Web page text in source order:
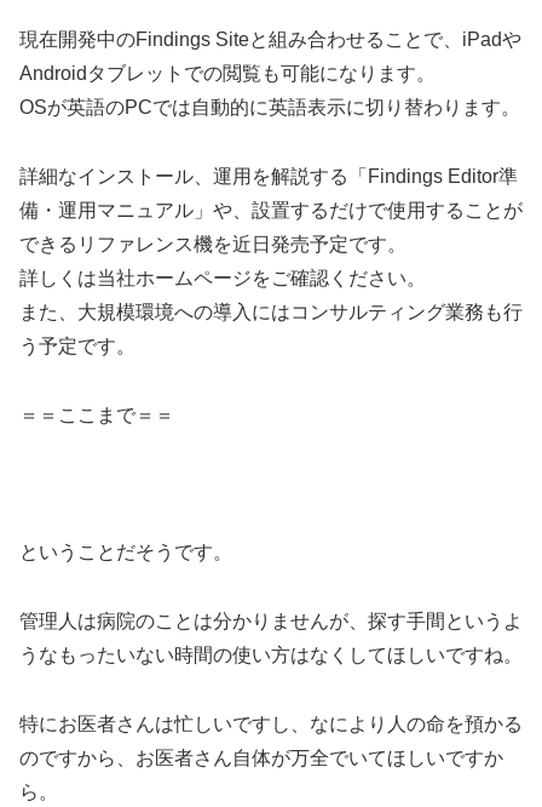
現在開発中のFindings Siteと組み合わせることで、iPadや
Androidタブレットでの閲覧も可能になります。
OSが英語のPCでは自動的に英語表示に切り替わります。
詳細なインストール、運用を解説する「Findings Editor準
備・運用マニュアル」や、設置するだけで使用することが
できるリファレンス機を近日発売予定です。
詳しくは当社ホームページをご確認ください。
また、大規模環境への導入にはコンサルティング業務も行
う予定です。
＝＝ここまで＝＝
ということだそうです。
管理人は病院のことは分かりませんが、探す手間というよ
うなもったいない時間の使い方はなくしてほしいですね。
特にお医者さんは忙しいですし、なにより人の命を預かる
のですから、お医者さん自体が万全でいてほしいですか
ら。